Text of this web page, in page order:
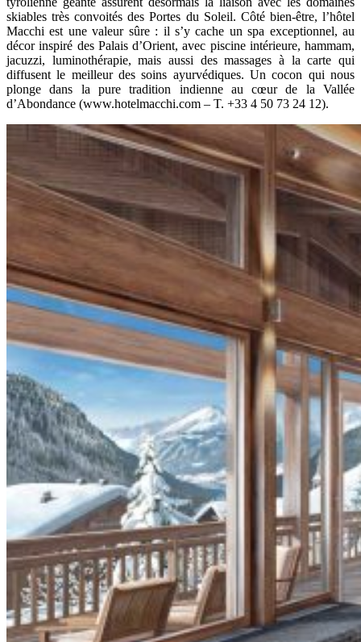
skiables très convoités des Portes du Soleil. Côté bien-être, l’hôtel
Macchi est une valeur sûre : il s’y cache un spa exceptionnel, au
décor inspiré des Palais d’Orient, avec piscine intérieure, hammam,
jacuzzi, luminothérapie, mais aussi des massages à la carte qui
diffusent le meilleur des soins ayurvédiques. Un cocon qui nous
plonge dans la pure tradition indienne au cœur de la Vallée
d’Abondance (www.hotelmacchi.com – T. +33 4 50 73 24 12).